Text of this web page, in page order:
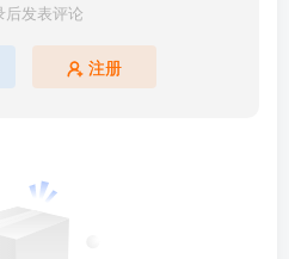
后发表评论
注册